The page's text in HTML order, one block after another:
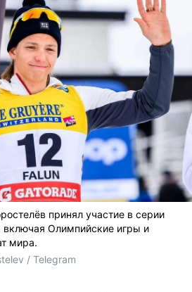
принял участие в серии
Олимпийские игры и
мира.
/ Telegram